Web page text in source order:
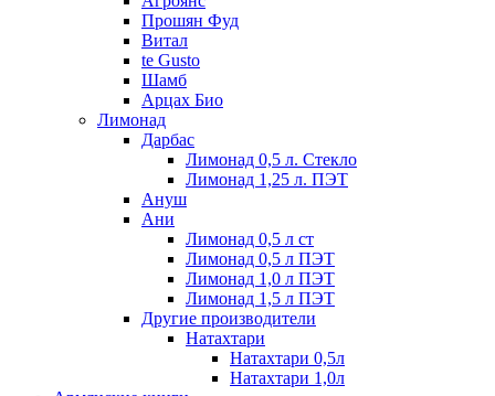
Прошян Фуд
Витал
te Gusto
Шамб
Арцах Био
Лимонад
Дарбас
Лимонад 0,5 л. Стекло
Лимонад 1,25 л. ПЭТ
Ануш
Ани
Лимонад 0,5 л ст
Лимонад 0,5 л ПЭТ
Лимонад 1,0 л ПЭТ
Лимонад 1,5 л ПЭТ
Другие производители
Натахтари
Натахтари 0,5л
Натахтари 1,0л